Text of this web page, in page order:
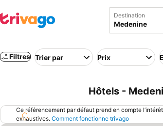
Destination
Filtres Trier par Prix
Hôtels -
Ce référencement par défaut prend en compte
exhaustives. Comment fonctionne trivago